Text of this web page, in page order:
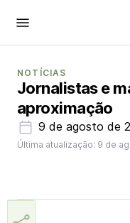
NOTÍCIAS
Jornalistas e
aproximação
9 de agosto de
Última atualização: 9 de